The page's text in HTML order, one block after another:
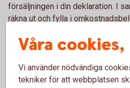
försäljningen i din deklaration. I
räkna ut och fylla i
Omkostnadsbeloppet är summan
anskaffningsutgifter - oftast det
betalat för dina värdepapper. Du
försäljningspris och ditt
Våra
Vi använder nödvändiga
tekniker för att webbplatsen